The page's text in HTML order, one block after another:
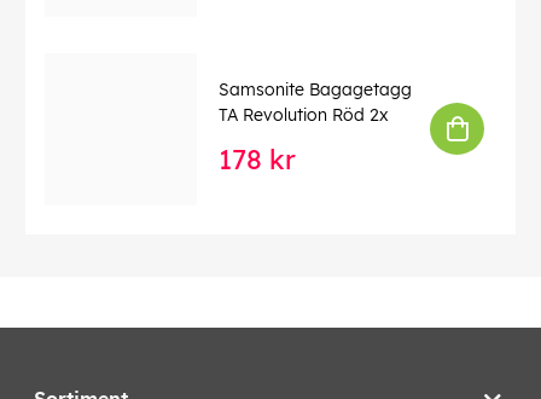
Samsonite Bagagetagg
TA Revolution Röd 2x
178 kr